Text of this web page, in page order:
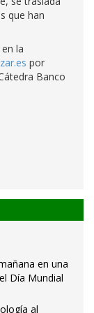
que han
la
por
Banco
en una
Día Mundial
al